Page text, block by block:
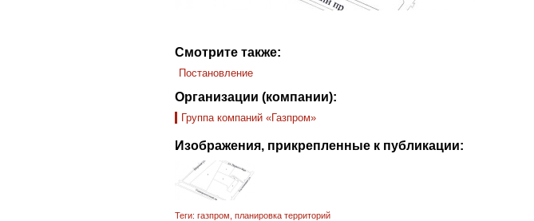
Смотрите также:
Постановление
Организации (компании):
Группа компаний «Газпром»
Изображения, прикрепленные к публикации:
Теги: газпром планировка территорий